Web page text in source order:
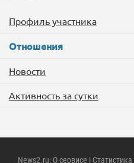
Профиль участника
Отношения
Новости
Активность за сутки
News2.ru: О сервисе | Статистика